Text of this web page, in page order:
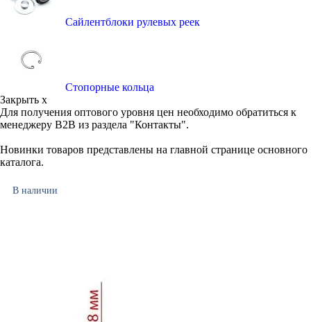
Сайлентблоки рулевых реек
Стопорные кольца
Закрыть x
Для получения оптового уровня цен необходимо обратиться к
менеджеру B2B из раздела "Контакты".
Новинки товаров представлены на главной странице основного
каталога.
В наличии